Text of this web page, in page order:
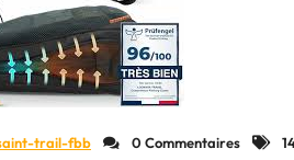
trail-fbb 0 Commentaires